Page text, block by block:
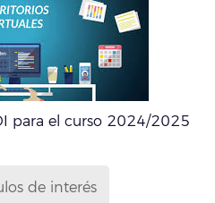
para el curso 2024/2025
de interés